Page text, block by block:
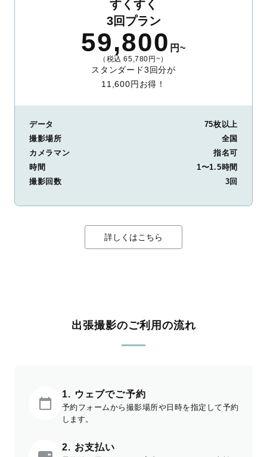
すくすく
3回プラン
59,800 円~
（税込 65,780円~）
スタンダード3回分が
11,600円お得！
データ
75枚以上
撮影場所
全国
カメラマン
指名可
時間
1〜1.5時間
撮影回数
3回
詳しくはこちら
出張撮影のご利用の流れ
1. ウェブでご予約
予約フォームから撮影場所や日時を指定して予約
します。
2. お支払い